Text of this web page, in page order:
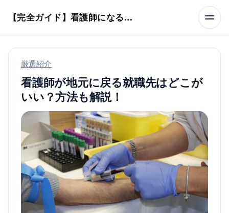
【完全ガイド】看護師になるまでのステップ＆スケジュール
厳選紹介
看護師が地元に戻る就職先はどこが
いい？方法も解説！